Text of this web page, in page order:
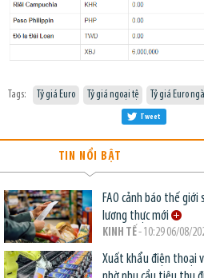
Tags: Tỷ giá Euro Tỷ giá ngoại tệ Tỷ giá Euro
Tweet
TIN NỔI BẬT
FAO cảnh báo thế
lương thực mới
KINH TẾ- 10:29 06/08/
Xuất khẩu điện thoại